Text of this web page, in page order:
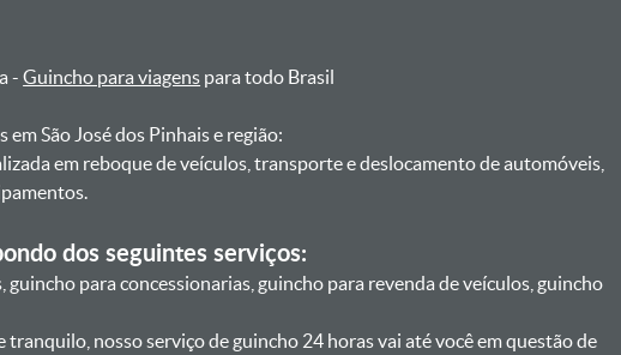
-Guincho para viagens para todo Brasil
São José dos Pinhais e região:
em reboque de veículos, transporte e deslocamento de automóveis,
dos seguintes serviços:
para concessionarias, guincho para revenda de veículos, guincho
tranquilo, nosso serviço de guincho 24 horas vai até você em questão de